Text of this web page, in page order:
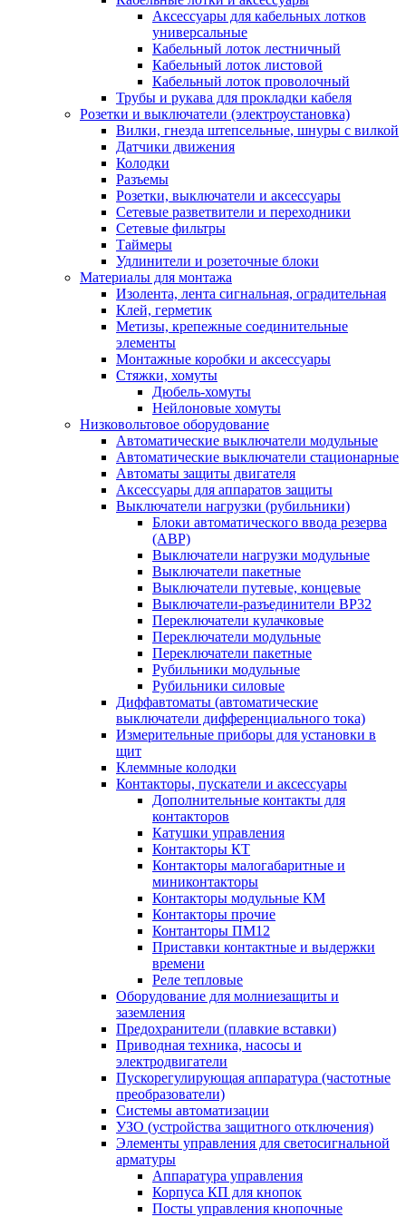
Аксессуары для кабельных лотков
универсальные
Кабельный лоток лестничный
Кабельный лоток листовой
Кабельный лоток проволочный
Трубы и рукава для прокладки кабеля
Розетки и выключатели (электроустановка)
Вилки, гнезда штепсельные, шнуры с вилкой
Датчики движения
Колодки
Разъемы
Розетки, выключатели и аксессуары
Сетевые разветвители и переходники
Сетевые фильтры
Таймеры
Удлинители и розеточные блоки
Материалы для монтажа
Изолента, лента сигнальная, оградительная
Клей, герметик
Метизы, крепежные соединительные
элементы
Монтажные коробки и аксессуары
Стяжки, хомуты
Дюбель-хомуты
Нейлоновые хомуты
Низковольтовое оборудование
Автоматические выключатели модульные
Автоматические выключатели стационарные
Автоматы защиты двигателя
Аксессуары для аппаратов защиты
Выключатели нагрузки (рубильники)
Блоки автоматического ввода резерва
(АВР)
Выключатели нагрузки модульные
Выключатели пакетные
Выключатели путевые, концевые
Выключатели-разъединители ВР32
Переключатели кулачковые
Переключатели модульные
Переключатели пакетные
Рубильники модульные
Рубильники силовые
Диффавтоматы (автоматические
выключатели дифференциального тока)
Измерительные приборы для установки в
щит
Клеммные колодки
Контакторы, пускатели и аксессуары
Дополнительные контакты для
контакторов
Катушки управления
Контакторы КТ
Контакторы малогабаритные и
миниконтакторы
Контакторы модульные КМ
Контакторы прочие
Контанторы ПМ12
Приставки контактные и выдержки
времени
Реле тепловые
Оборудование для молниезащиты и
заземления
Предохранители (плавкие вставки)
Приводная техника, насосы и
электродвигатели
Пускорегулирующая аппаратура (частотные
преобразователи)
Системы автоматизации
УЗО (устройства защитного отключения)
Элементы управления для светосигнальной
арматуры
Аппаратура управления
Корпуса КП для кнопок
Посты управления кнопочные